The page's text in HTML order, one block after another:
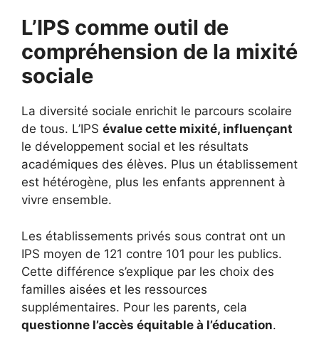
L’IPS comme outil de
compréhension de la mixité
sociale
La diversité sociale enrichit le parcours scolaire
de tous. L’IPS évalue cette mixité, influençant
le développement social et les résultats
académiques des élèves. Plus un établissement
est hétérogène, plus les enfants apprennent à
vivre ensemble.
Les établissements privés sous contrat ont un
IPS moyen de 121 contre 101 pour les publics.
Cette différence s’explique par les choix des
familles aisées et les ressources
supplémentaires. Pour les parents, cela
questionne l’accès équitable à l’éducation.